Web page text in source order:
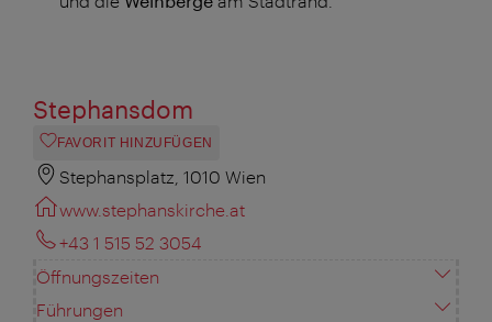
Stephansdom
FAVORIT HINZUFÜGEN
Stephansplatz, 1010 Wien
www.stephanskirche.at
+43 1 515 52 3054
Öffnungszeiten
Führungen